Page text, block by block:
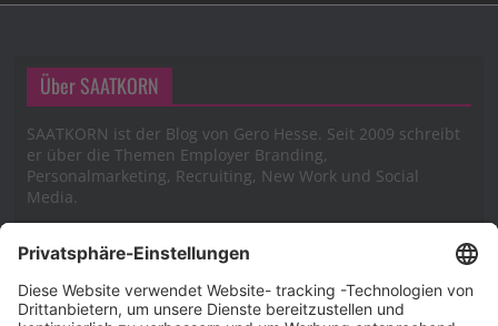
Über SAATKORN
SAATKORN ist der Blog von Gero Hesse. Seit 2009 schreibt
er über die Themen Employer Branding,
Personalmarketing, Recruiting, New Work und Social
Media.
Impressum